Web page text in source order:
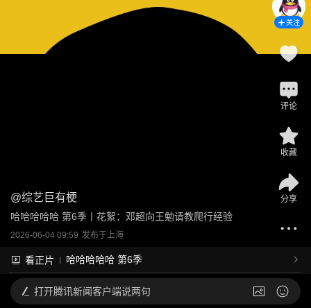
@综艺巨有梗
哈哈哈哈哈 第6季丨花絮：邓超向王勉请教爬行经验
2026-06-04 09:59 发布于上海
看正片 哈哈哈哈哈 第6季
关注
评论
收藏
分享
打开腾讯新闻客户端说两句